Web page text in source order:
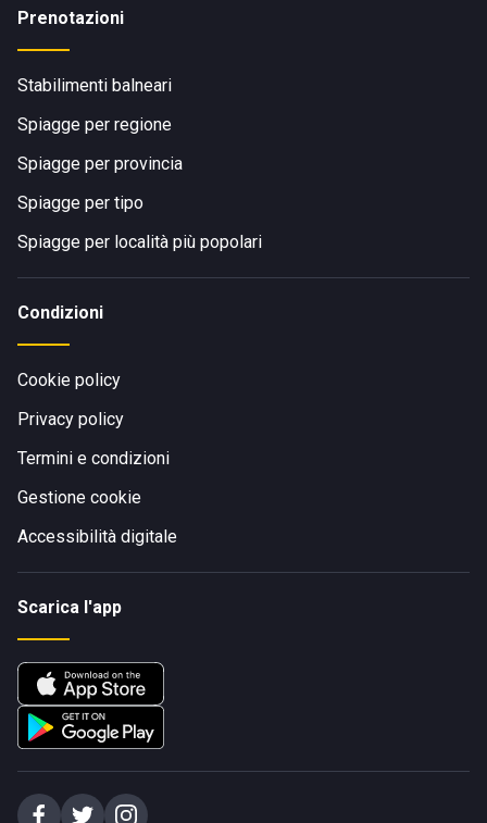
Prenotazioni
Stabilimenti balneari
Spiagge per regione
Spiagge per provincia
Spiagge per tipo
Spiagge per località più popolari
Condizioni
Cookie policy
Privacy policy
Termini e condizioni
Gestione cookie
Accessibilità digitale
Scarica l'app